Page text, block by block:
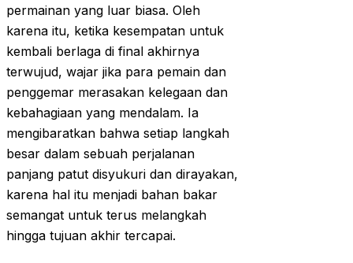
permainan yang luar biasa. Oleh
karena itu, ketika kesempatan untuk
kembali berlaga di final akhirnya
terwujud, wajar jika para pemain dan
penggemar merasakan kelegaan dan
kebahagiaan yang mendalam. Ia
mengibaratkan bahwa setiap langkah
besar dalam sebuah perjalanan
panjang patut disyukuri dan dirayakan,
karena hal itu menjadi bahan bakar
semangat untuk terus melangkah
hingga tujuan akhir tercapai.